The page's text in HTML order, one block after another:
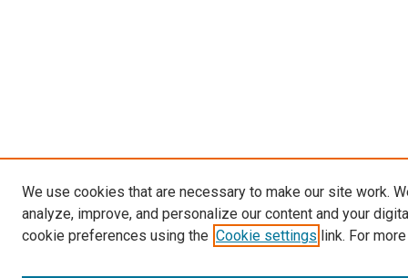
We use cookies that are necessary to make our site work.
analyze, improve, and personalize our content and your
cookie preferences using the Cookie settings link. For